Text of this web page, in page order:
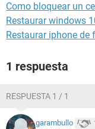
Como bloquear un
Restaurar windows
Restaurar iphone
1 respuesta
RESPUESTA 1 / 1
garambullo